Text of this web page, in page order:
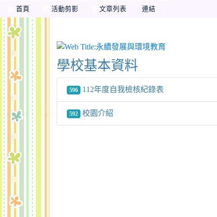
首頁 活動剪影 文章列表 連結
學校基本資料
596 112年度自我檢核紀錄表
592 校園介紹